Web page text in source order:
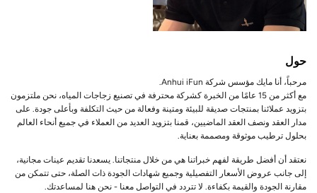
حول
مرحباً، أنا مايك مؤسس شركة Anhui iFun.
مع أكثر من 15 عامًا من الخبرة كشركة محترفة في تصنيع زجاجات المياه، نحن ملتزمون
بتزويد عملائنا بمنتجات صديقة للبيئة ومتينة وفعالة من حيث التكلفة وبأعلى جودة. على
مدار العقد ونصف العقد الماضيين، قمنا بتزويد العديد من العملاء في جميع أنحاء العالم
بحلول ترطيب موثوقة ومصممة بعناية.
نعتقد أن أفضل طريقة لفهم خبراتنا هي من خلال منتجاتنا. يسعدنا تقديم عينات مجانية،
إلى جانب عروض الأسعار التفصيلية وجميع شهادات الجودة ذات الصلة، حتى تتمكن من
مقارنة الجودة والقيمة بكفاءة. لا تتردد في التواصل معنا - نحن هنا لمساعدتك.